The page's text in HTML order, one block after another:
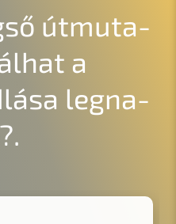
útmuta­
a
legna­